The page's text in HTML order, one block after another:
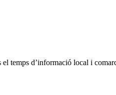
temps d’informació local i